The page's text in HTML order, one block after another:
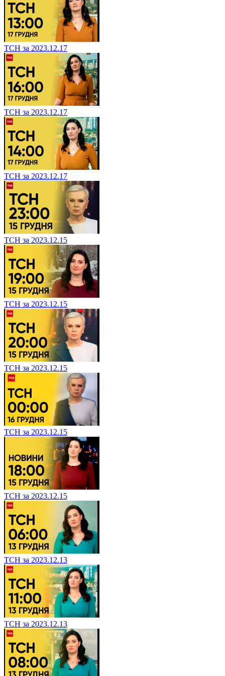
ТСН за 2023.12.17
ТСН за 2023.12.17
ТСН за 2023.12.17
ТСН за 2023.12.15
ТСН за 2023.12.15
ТСН за 2023.12.15
ТСН за 2023.12.15
ТСН за 2023.12.15
ТСН за 2023.12.13
ТСН за 2023.12.13